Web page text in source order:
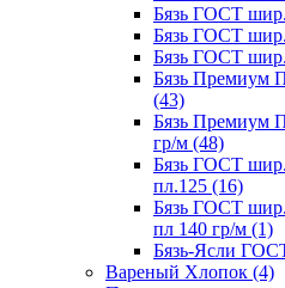
Бязь ГОСТ
Бязь ГОСТ
Бязь ГОСТ
Бязь Премиум
(43)
Бязь Премиум
гр/м (48)
Бязь ГОСТ
пл.125 (16)
Бязь ГОСТ
пл 140 гр/м (1)
Бязь-Ясли
Вареный Хлопок (4)